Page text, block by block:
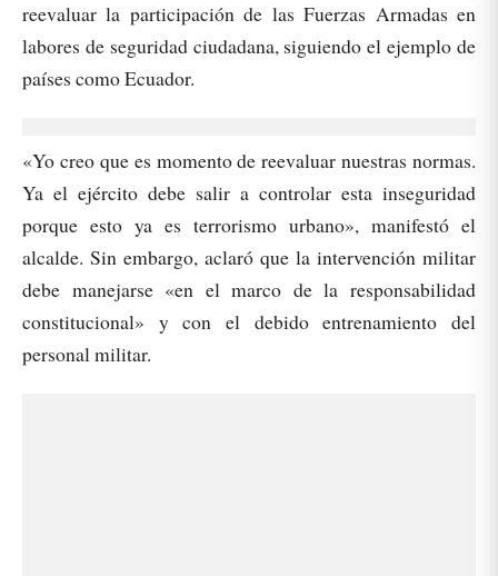
reevaluar la participación de las Fuerzas Armadas en
labores de seguridad ciudadana, siguiendo el ejemplo de
países como Ecuador.
«Yo creo que es momento de reevaluar nuestras normas.
Ya el ejército debe salir a controlar esta inseguridad
porque esto ya es terrorismo urbano», manifestó el
alcalde. Sin embargo, aclaró que la intervención militar
debe manejarse «en el marco de la responsabilidad
constitucional» y con el debido entrenamiento del
personal militar.